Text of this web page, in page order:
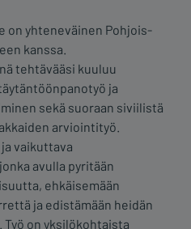
on yhteneväinen Pohjois-
kanssa.
tehtävääsi kuuluu
ja
sekä suoraan siviilistä
arviointityö.
vaikuttava
avulla pyritään
ehkäisemään
ja edistämään heidän
on yksilökohtaista